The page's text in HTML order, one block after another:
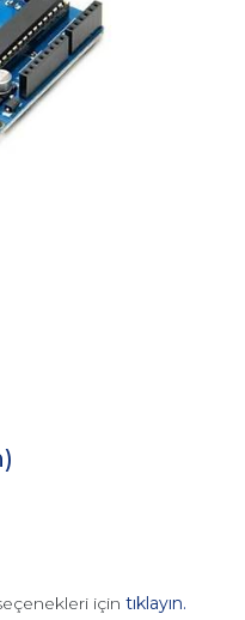
için tıklayın.